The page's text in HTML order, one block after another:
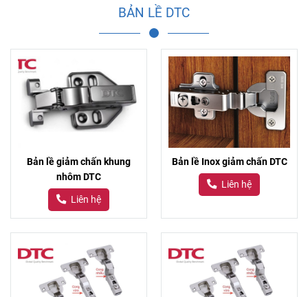
BẢN LỀ DTC
Bản lề giảm chấn khung
nhôm DTC
Liên hệ
Bản lề Inox giảm chấn DTC
Liên hệ